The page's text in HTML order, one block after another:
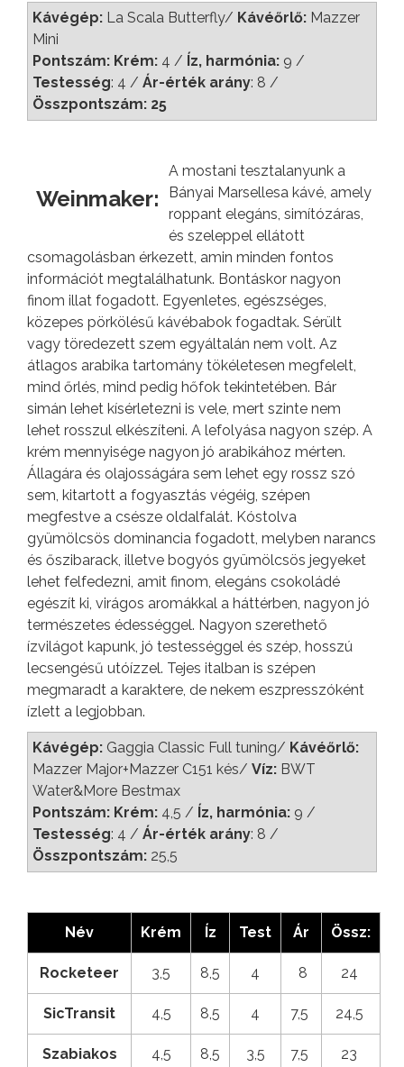
Kávégép: La Scala Butterfly/ Kávéőrlő: Mazzer
Mini
Pontszám: Krém: 4 / Íz, harmónia: 9 /
Testesség: 4 / Ár-érték arány: 8 /
Összpontszám: 25
Weinmaker:
A mostani tesztalanyunk a
Bányai Marsellesa kávé, amely
roppant elegáns, simítózáras,
és szeleppel ellátott
csomagolásban érkezett, amin minden fontos
információt megtalálhatunk. Bontáskor nagyon
finom illat fogadott. Egyenletes, egészséges,
közepes pörkölésű kávébabok fogadtak. Sérült
vagy töredezett szem egyáltalán nem volt. Az
átlagos arabika tartomány tökéletesen megfelelt,
mind őrlés, mind pedig hőfok tekintetében. Bár
simán lehet kísérletezni is vele, mert szinte nem
lehet rosszul elkészíteni. A lefolyása nagyon szép. A
krém mennyisége nagyon jó arabikához mérten.
Állagára és olajosságára sem lehet egy rossz szó
sem, kitartott a fogyasztás végéig, szépen
megfestve a csésze oldalfalát. Kóstolva
gyümölcsös dominancia fogadott, melyben narancs
és őszibarack, illetve bogyós gyümölcsös jegyeket
lehet felfedezni, amit finom, elegáns csokoládé
egészít ki, virágos aromákkal a háttérben, nagyon jó
természetes édességgel. Nagyon szerethető
ízvilágot kapunk, jó testességgel és szép, hosszú
lecsengésű utóízzel. Tejes italban is szépen
megmaradt a karaktere, de nekem eszpresszóként
ízlett a legjobban.
Kávégép: Gaggia Classic Full tuning/ Kávéőrlő:
Mazzer Major+Mazzer C151 kés/ Víz: BWT
Water&More Bestmax
Pontszám: Krém: 4,5 / Íz, harmónia: 9 /
Testesség: 4 / Ár-érték arány: 8 /
Összpontszám: 25,5
Név Krém Íz Test Ár Össz:
Rocketeer 3,5 8,5 4 8 24
SicTransit 4,5 8,5 4 7,5 24,5
Szabiakos 4,5 8,5 3,5 7,5 23